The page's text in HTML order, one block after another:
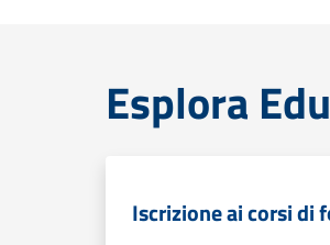
Esplora
Iscrizione ai corsi di